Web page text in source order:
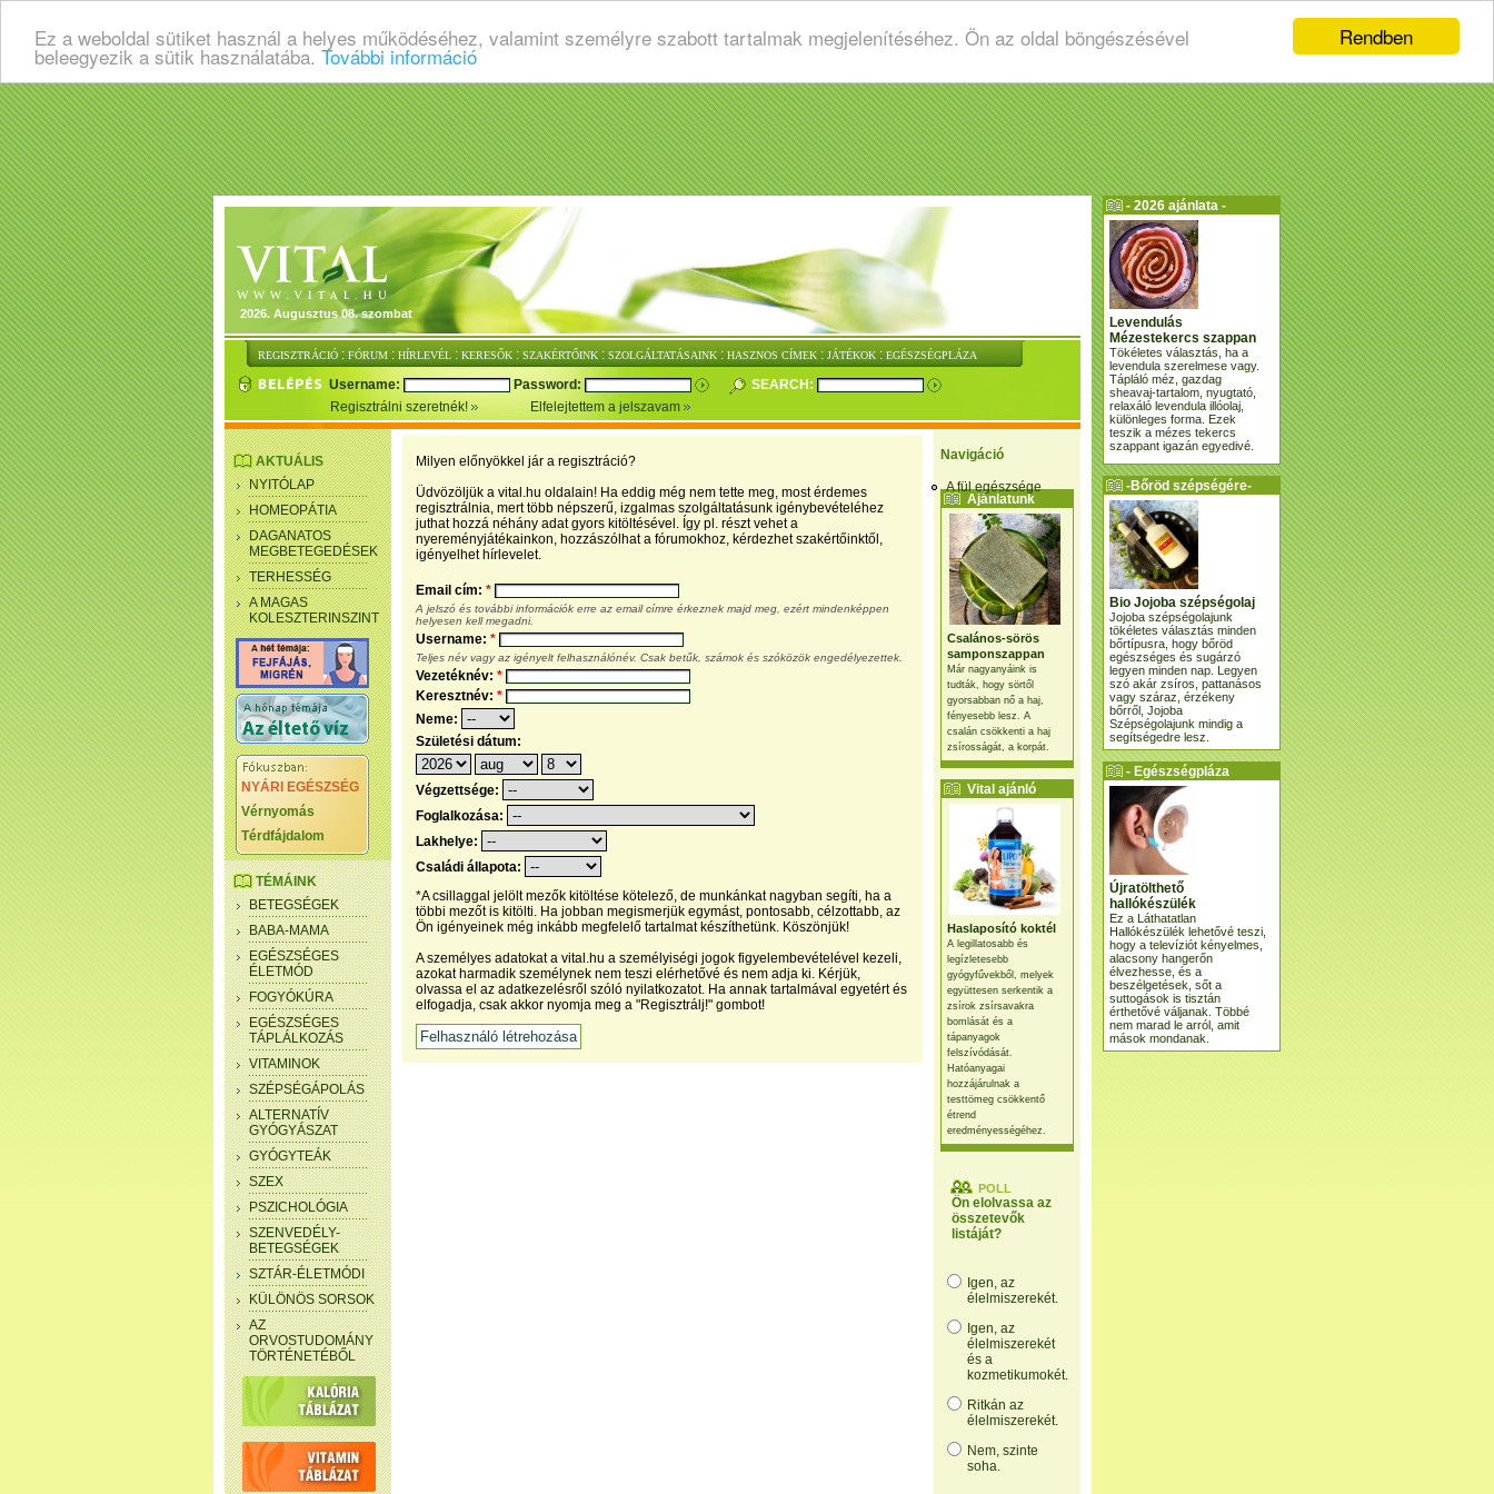
Rendben
Ez a weboldal sütiket használ a helyes működéséhez, valamint személyre szabott tartalmak megjelenítéséhez. Ön az oldal böngészésével
beleegyezik a sütik használatába. További információ
2026. Augusztus 08. szombat
REGISZTRÁCIÓ : FÓRUM : HÍRLEVÉL : KERESŐK : SZAKÉRTŐINK : SZOLGÁLTATÁSAINK : HASZNOS CÍMEK : JÁTÉKOK : EGÉSZSÉGPLÁZA
Username: Password:
SEARCH:
Regisztrálni szeretnék!
Elfelejtettem a jelszavam
Navigáció
A fül egészsége
Ajánlatunk
Csalános-sörös
samponszappan
Már nagyanyáink is
tudták, hogy sörtől
gyorsabban nő a haj,
fényesebb lesz. A
csalán csökkenti a haj
zsírosságát, a korpát.
Vital ajánló
Haslaposító koktél
A legillatosabb és
legízletesebb
gyógyfűvekből, melyek
együttesen serkentik a
zsírok zsírsavakra
bomlását és a
tápanyagok
felszívódását.
Hatóanyagai
hozzájárulnak a
testtömeg csökkentő
étrend
eredményességéhez.
POLL
Ön elolvassa az
összetevők
listáját?
Igen, az
élelmiszerekét.
Igen, az
élelmiszerekét
és a
kozmetikumokét.
Ritkán az
élelmiszerekét.
Nem, szinte
soha.
AKTUÁLIS
NYITÓLAP
HOMEOPÁTIA
DAGANATOS
MEGBETEGEDÉSEK
TERHESSÉG
A MAGAS
KOLESZTERINSZINT
NYÁRI EGÉSZSÉG
Vérnyomás
Térdfájdalom
TÉMÁINK
BETEGSÉGEK
BABA-MAMA
EGÉSZSÉGES
ÉLETMÓD
FOGYÓKÚRA
EGÉSZSÉGES
TÁPLÁLKOZÁS
VITAMINOK
SZÉPSÉGÁPOLÁS
ALTERNATÍV
GYÓGYÁSZAT
GYÓGYTEÁK
SZEX
PSZICHOLÓGIA
SZENVEDÉLY-
BETEGSÉGEK
SZTÁR-ÉLETMÓDI
KÜLÖNÖS SORSOK
AZ
ORVOSTUDOMÁNY
TÖRTÉNETÉBŐL
Milyen előnyökkel jár a regisztráció?
Üdvözöljük a vital.hu oldalain! Ha eddig még nem tette meg, most érdemes
regisztrálnia, mert több népszerű, izgalmas szolgáltatásunk igénybevételéhez
juthat hozzá néhány adat gyors kitöltésével. Így pl. részt vehet a
nyereményjátékainkon, hozzászólhat a fórumokhoz, kérdezhet szakértőinktől,
igényelhet hírlevelet.
Email cím: *
A jelszó és további információk erre az email címre érkeznek majd meg, ezért mindenképpen
helyesen kell megadni.
Username: *
Teljes név vagy az igényelt felhasználónév. Csak betűk, számok és szóközök engedélyezettek.
Vezetéknév: *
Keresztnév: *
Neme:
Születési dátum:
Végzettsége:
Foglalkozása:
Lakhelye:
Családi állapota:
*A csillaggal jelölt mezők kitöltése kötelező, de munkánkat nagyban segíti, ha a
többi mezőt is kitölti. Ha jobban megismerjük egymást, pontosabb, célzottabb, az
Ön igényeinek még inkább megfelelő tartalmat készíthetünk. Köszönjük!
A személyes adatokat a vital.hu a személyiségi jogok figyelembevételével kezeli,
azokat harmadik személynek nem teszi elérhetővé és nem adja ki. Kérjük,
olvassa el az adatkezelésről szóló nyilatkozatot. Ha annak tartalmával egyetért és
elfogadja, csak akkor nyomja meg a "Regisztrálj!" gombot!
- 2026 ajánlata -
Levendulás
Mézestekercs szappan
Tökéletes választás, ha a
levendula szerelmese vagy.
Tápláló méz, gazdag
sheavaj-tartalom, nyugtató,
relaxáló levendula illóolaj,
különleges forma. Ezek
teszik a mézes tekercs
szappant igazán egyedivé.
-Bőröd szépségére-
Bio Jojoba szépségolaj
Jojoba szépségolajunk
tökéletes választás minden
bőrtípusra, hogy bőröd
egészséges és sugárzó
legyen minden nap. Legyen
szó akár zsíros, pattanásos
vagy száraz, érzékeny
bőrről, Jojoba
Szépségolajunk mindig a
segítségedre lesz.
- Egészségpláza
ajánlatunk -
Újratölthető
hallókészülék
Ez a Láthatatlan
Hallókészülék lehetővé teszi,
hogy a televíziót kényelmes,
alacsony hangerőn
élvezhesse, és a
beszélgetések, sőt a
suttogások is tisztán
érthetővé váljanak. Többé
nem marad le arról, amit
mások mondanak.